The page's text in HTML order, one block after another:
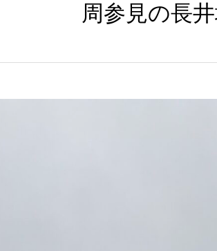
周参見の長